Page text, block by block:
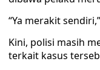
“Ya merakit
Kini, polisi masih
terkait kasus